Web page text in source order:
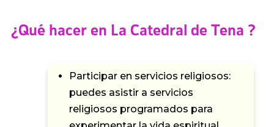
¿Qué hacer en La Catedral de Tena ?
Participar en servicios religiosos:
puedes asistir a servicios
religiosos programados para